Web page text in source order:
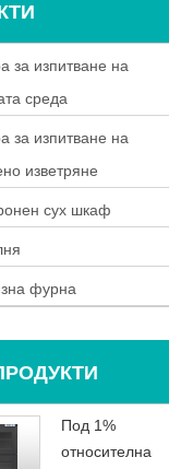
за изпитване на
среда
за изпитване на
изветряне
сух шкаф
фурна
Под 1%
относителна